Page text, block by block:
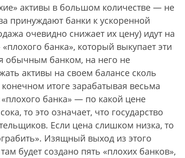
активы в большом количестве — не
принуждают банки к ускоренной
очевидно снижает их цену) идут на
банка», который выкупает эти
обычным банком, на него не
активы на своем балансе сколь
итоге зарабатывая весьма
банка» — по какой цене
то это означает, что государство
Если цена слишком низка, то
Изящный выход из этого
будет создано пять «плохих банков»,